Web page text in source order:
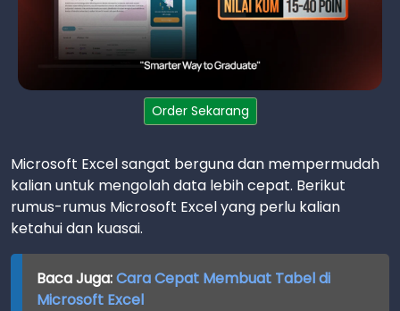
Order Sekarang
Microsoft Excel sangat berguna dan mempermudah
kalian untuk mengolah data lebih cepat. Berikut
rumus-rumus Microsoft Excel yang perlu kalian
ketahui dan kuasai.
Baca Juga:Cara Cepat Membuat Tabel di
Microsoft Excel